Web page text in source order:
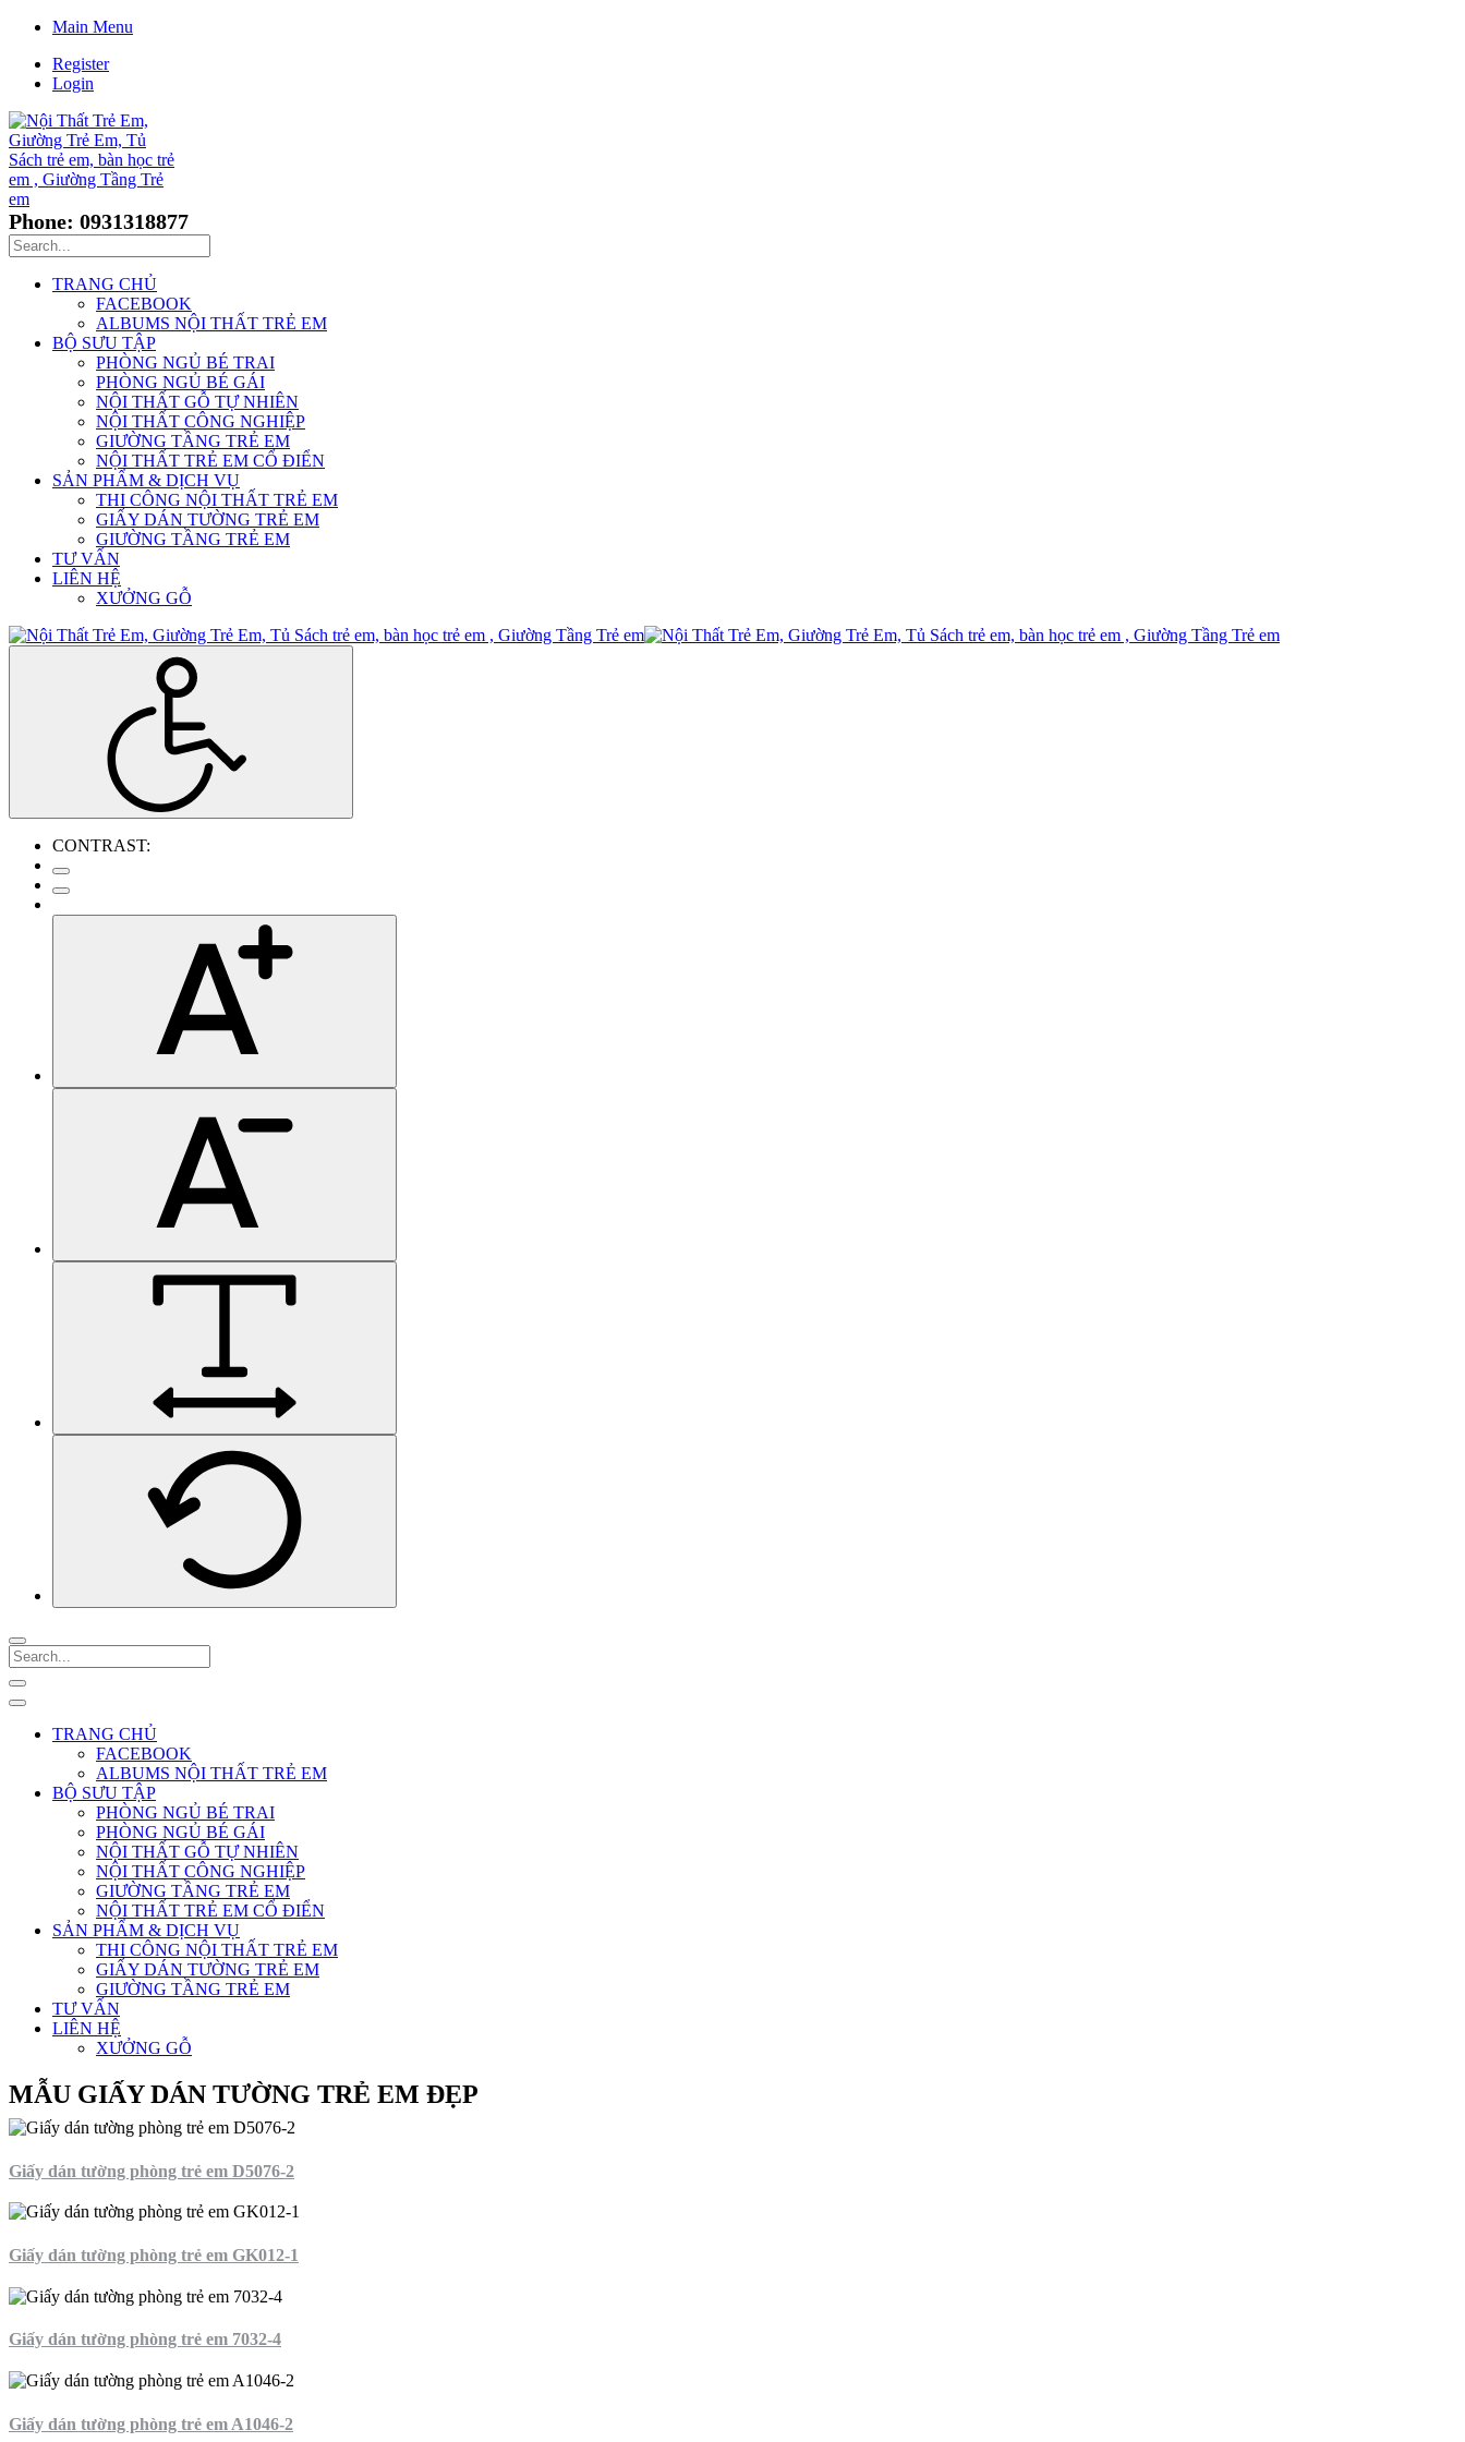
Main Menu
Register
Login
Phone: 0931318877
TRANG CHỦ
FACEBOOK
ALBUMS NỘI THẤT TRẺ EM
BỘ SƯU TẬP
PHÒNG NGỦ BÉ TRAI
PHÒNG NGỦ BÉ GÁI
NỘI THẤT GỖ TỰ NHIÊN
NỘI THẤT CÔNG NGHIỆP
GIƯỜNG TẦNG TRẺ EM
NỘI THẤT TRẺ EM CỔ ĐIỂN
SẢN PHẨM & DỊCH VỤ
THI CÔNG NỘI THẤT TRẺ EM
GIẤY DÁN TƯỜNG TRẺ EM
GIƯỜNG TẦNG TRẺ EM
TƯ VẤN
LIÊN HỆ
XƯỞNG GỖ
CONTRAST:
TRANG CHỦ
FACEBOOK
ALBUMS NỘI THẤT TRẺ EM
BỘ SƯU TẬP
PHÒNG NGỦ BÉ TRAI
PHÒNG NGỦ BÉ GÁI
NỘI THẤT GỖ TỰ NHIÊN
NỘI THẤT CÔNG NGHIỆP
GIƯỜNG TẦNG TRẺ EM
NỘI THẤT TRẺ EM CỔ ĐIỂN
SẢN PHẨM & DỊCH VỤ
THI CÔNG NỘI THẤT TRẺ EM
GIẤY DÁN TƯỜNG TRẺ EM
GIƯỜNG TẦNG TRẺ EM
TƯ VẤN
LIÊN HỆ
XƯỞNG GỖ
MẪU GIẤY DÁN TƯỜNG TRẺ EM ĐẸP
Giấy dán tường phòng trẻ em D5076-2
Giấy dán tường phòng trẻ em GK012-1
Giấy dán tường phòng trẻ em 7032-4
Giấy dán tường phòng trẻ em A1046-2